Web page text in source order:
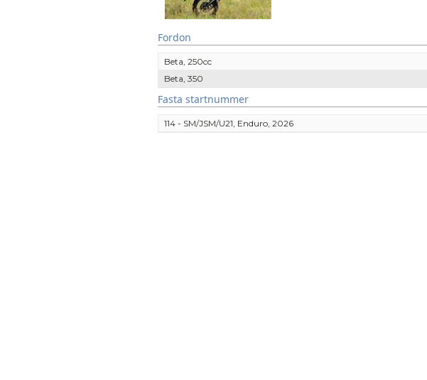
Fordon
Beta, 250cc
Beta, 350
Fasta startnummer
114 - SM/JSM/U21, Enduro, 2026